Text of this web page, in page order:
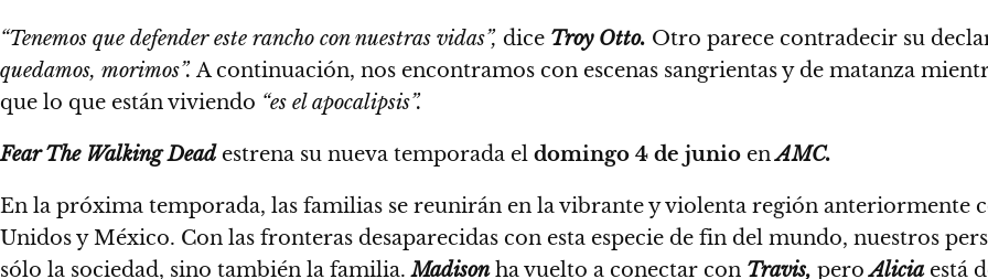
“Tenemos que defender este rancho con nuestras vidas”, dice Troy Otto. Otro parece contradecir su
quedamos, morimos”. A continuación, nos encontramos con escenas sangrientas y de matanza
que lo que están viviendo “es el apocalipsis”.
Fear The Walking Deadestrena su nueva temporada el domingo 4 de junio enAMC.
En la próxima temporada, las familias se reunirán en la vibrante y violenta región anteriormente
Unidos y México. Con las fronteras desaparecidas con esta especie de fin del mundo, nuestros
sólo la sociedad, sino también la familia.Madisonha vuelto a conectar con Travis, peroAliciaestá